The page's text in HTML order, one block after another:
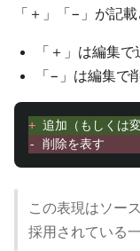
「＋」「−」が記
「＋」は編集
「−」は編集で
+
この表現はソー
採用されている